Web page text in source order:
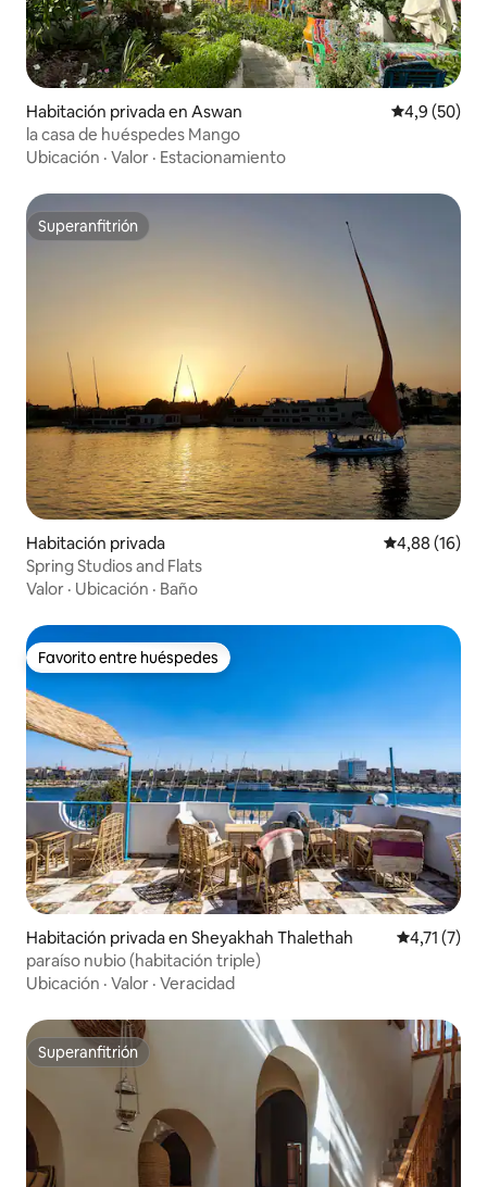
Habitación privada en Aswan Calificación
4,9 (50)
la casa de huéspedes Mango
Ubicación · Valor · Estacionamiento
Superanfitrión
Superanfitrión
Habitación privada Calificación
4,88 (16)
Spring Studios and Flats
Valor · Ubicación · Baño
Favorito entre huéspedes
Favorito entre huéspedes
Habitación privada en Sheyakhah Thalethah Calificación
4,71 (7)
paraíso nubio (habitación triple)
Ubicación · Valor · Veracidad
Superanfitrión
Superanfitrión